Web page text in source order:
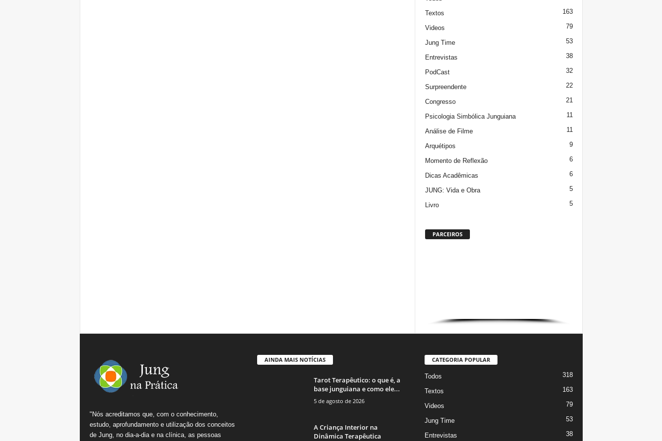
Textos 163
Videos 79
Jung Time 53
Entrevistas 38
PodCast 32
Surpreendente 22
Congresso 21
Psicologia Simbólica Junguiana 11
Análise de Filme 11
Arquétipos 9
Momento de Reflexão 6
Dicas Acadêmicas 6
JUNG: Vida e Obra 5
Livro 5
PARCEIROS
"Nós acreditamos que, com o conhecimento,
estudo, aprofundamento e utilização dos conceitos
de Jung, no dia-a-dia e na clínica, as pessoas
AINDA MAIS NOTÍCIAS
Tarot Terapêutico: o que é, a
base junguiana e como ele...
5 de agosto de 2026
A Criança Interior na
Dinâmica Terapêutica
CATEGORIA POPULAR
Todos 318
Textos 163
Videos 79
Jung Time 53
Entrevistas 38